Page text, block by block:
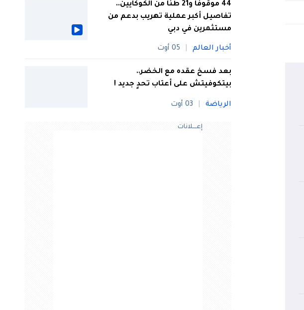
44 موقوفًا و21 طنًا من الكوكايين..
تفاصيل أكبر عملية تهريب بدعم من
مستثمرين في دبي
أخبار العالم 05 أوت
بعد فسخ عقده مع الخضر..
بيتكوفيتش على أعتاب تحدٍ جديد !
الرياضة 03 أوت
إعــــلانات